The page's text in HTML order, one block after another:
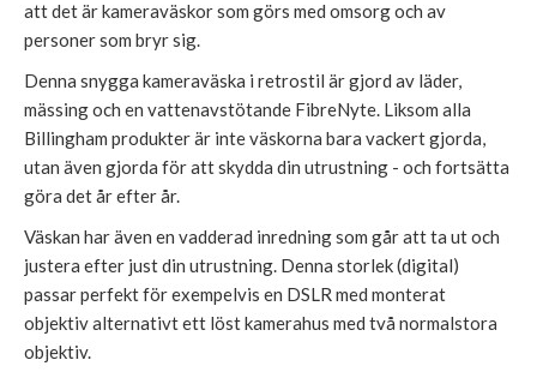
att det är kameraväskor som görs med omsorg och av
personer som bryr sig.
Denna snygga kameraväska i retrostil är gjord av läder,
mässing och en vattenavstötande FibreNyte. Liksom alla
Billingham produkter är inte väskorna bara vackert gjorda,
utan även gjorda för att skydda din utrustning - och fortsätta
göra det år efter år.
Väskan har även en vadderad inredning som går att ta ut och
justera efter just din utrustning. Denna storlek (digital)
passar perfekt för exempelvis en DSLR med monterat
objektiv alternativt ett löst kamerahus med två normalstora
objektiv.